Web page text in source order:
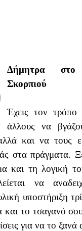
Δήμητρα
Σκορπιού
Έχεις τον τρόπο
άλλους να
και να τους
στα πράγματα.
και τη λογική
να
υποστήριξη
και το τσαγανό
για να το ξανά